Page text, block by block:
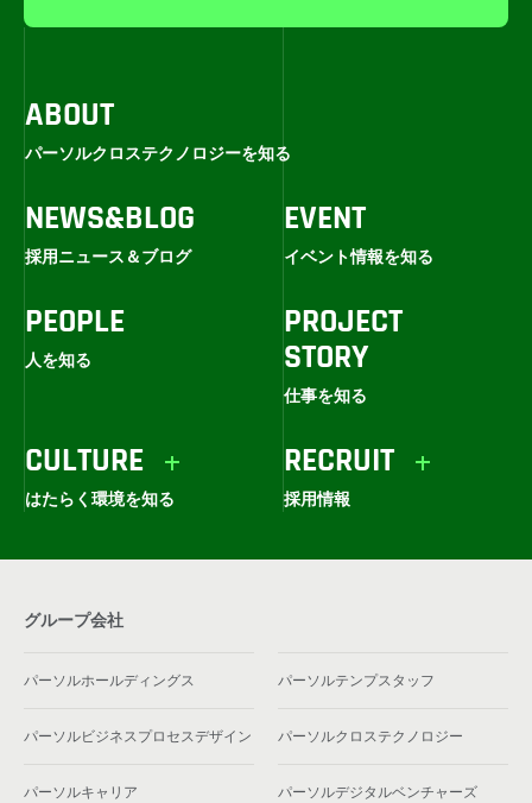
ABOUT
パーソルクロステクノロジーを知る
NEWS&BLOG
採用ニュース＆ブログ
EVENT
イベント情報を知る
PEOPLE
人を知る
PROJECT
STORY
仕事を知る
CULTURE
はたらく環境を知る
RECRUIT
採用情報
グループ会社
パーソルホールディングス パーソルテンプスタッフ
パーソルビジネスプロセスデザイン パーソルクロステクノロジー
パーソルキャリア パーソルデジタルベンチャーズ